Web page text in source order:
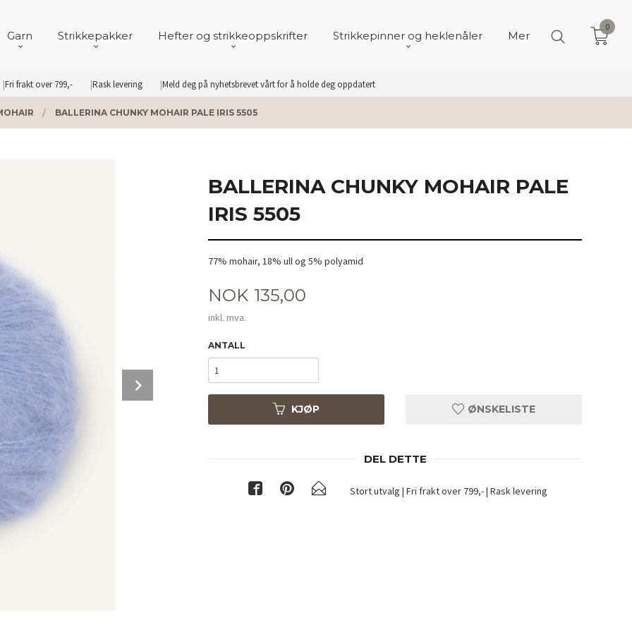
Fri frakt over 799,- Rask levering Meld deg på nyhetsbrevet vårt for å holde deg oppdatert
Garn Strikkepakker Hefter og strikkeoppskrifter Strikkepinner og heklenåler Mer
0
BALLERINA CHUNKY MOHAIR PALE IRIS 5505
BALLERINA CHUNKY MOHAIR PALE
IRIS 5505
77% mohair, 18% ull og 5% polyamid
Pris
NOK 135,00
inkl. mva.
ANTALL
KJØP ØNSKELISTE
DEL DETTE
Stort utvalg | Fri frakt over 799,- | Rask levering